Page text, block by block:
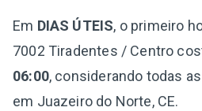
Em DIAS ÚTEIS, o primeiro
7002 Tiradentes / Centro
06:00, considerando todas
em Juazeiro do Norte, CE.